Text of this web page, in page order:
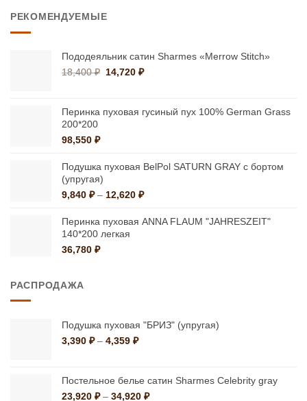
РЕКОМЕНДУЕМЫЕ
Пододеяльник сатин Sharmes «Merrow Stitch»
18,400₽ Первоначальная
18,400 ₽.
14,720₽Текущая
Перинка пуховая гусиный пух 100% German Grass
200*200
98,550 ₽
Подушка пуховая BelPol SATURN GRAY с бортом
(упругая)
9,840 ₽ – 12,620 ₽Диапазон
9,840 ₽
Перинка пуховая ANNA FLAUM "JAHRESZEIT"
140*200 легкая
36,780 ₽
РАСПРОДАЖА
Подушка пуховая "БРИЗ" (упругая)
3,390 ₽ – 4,359 ₽Диапазон
–
4,359 ₽
Постельное белье сатин Sharmes Celebrity gray
23,920 ₽ – 34,920 ₽Диапазон